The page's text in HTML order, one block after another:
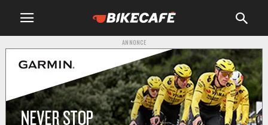
ANNONCE